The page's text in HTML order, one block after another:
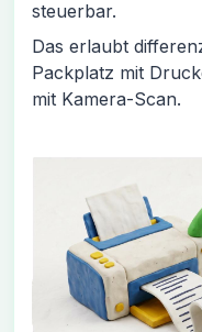
steuerbar.
Das erlaubt
Packplatz mit
mit Kamera-Scan.